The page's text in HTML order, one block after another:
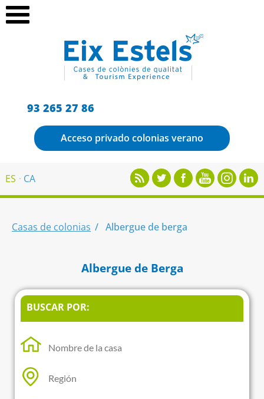
93 265 27 86
Acceso privado colonias verano
ES CA
Casas de colonias Albergue de berga
Albergue de Berga
BUSCAR POR: